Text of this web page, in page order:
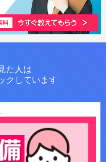
た人は
クしています